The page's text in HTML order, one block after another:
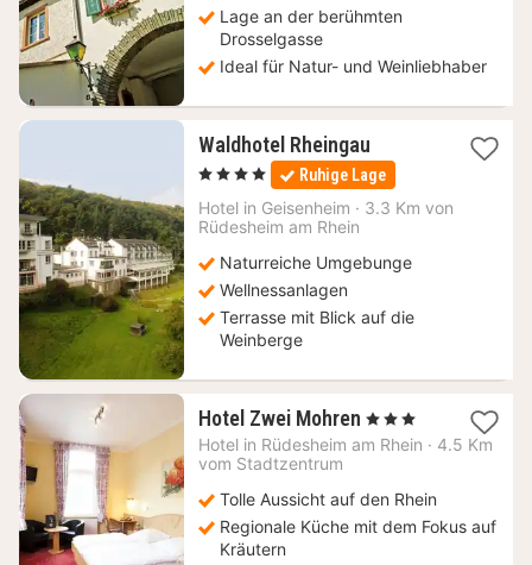
Lage an der berühmten
Drosselgasse
Ideal für Natur- und Weinliebhaber
Waldhotel Rheingau1
Nacht
ab
146
, 4 Sterne Ruhige Lage
Hotel in Geisenheim · 3.3 Km von
Rüdesheim am Rhein
Naturreiche Umgebunge
Wellnessanlagen
Terrasse mit Blick auf die
Weinberge
Hotel Zwei Mohren 3
Nächte
€
, 3 Sterne
Hotel in Rüdesheim am Rhein · 4.5 Km
vom Stadtzentrum
Tolle Aussicht auf den Rhein
Regionale Küche mit dem Fokus auf
Kräutern